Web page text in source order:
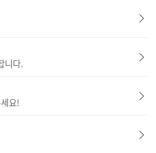
구요, 독특
있어마치
행의 시작을
객실 소개 웰
타입의 객
더블 / 스탠다
단위 여행
점은 조금
보완이 되어
) - 구성: 더
.2. 솔거동
텔 객실의 가
니다.바다를
휴식이었습
요?​​​스마일 스
튼이 인상적
또한 처음 접
스위트(솔
을 동시에 감
조는 같지만
니다.
요!